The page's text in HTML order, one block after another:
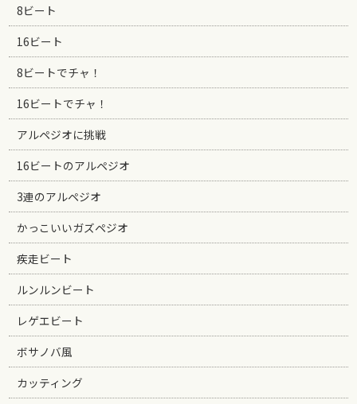
8ビート
16ビート
8ビートでチャ！
16ビートでチャ！
アルペジオに挑戦
16ビートのアルペジオ
3連のアルペジオ
かっこいいガズペジオ
疾走ビート
ルンルンビート
レゲエビート
ボサノバ風
カッティング